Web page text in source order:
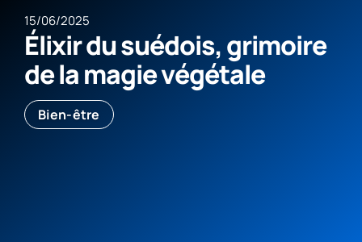
15/06/2025
Élixir du suédois, grimoire
de la magie végétale
Bien-être